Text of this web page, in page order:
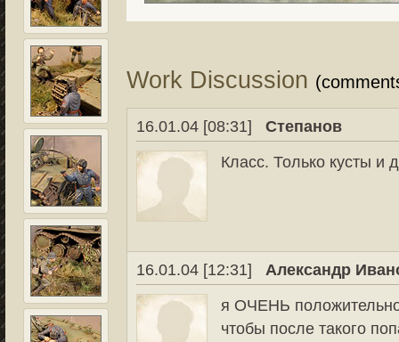
Work Discussion
16.01.04 [08:31]
Степанов
Класс. Только кусты и
16.01.04 [12:31]
Александр
я ОЧЕНЬ
чтобы после такого